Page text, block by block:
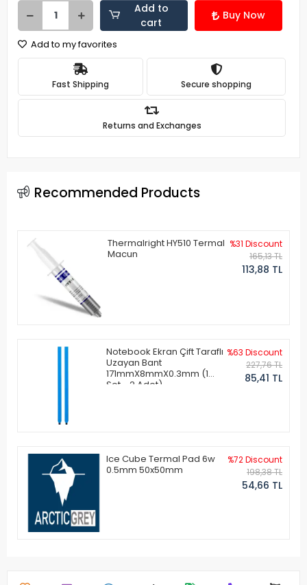
Add to
cart
Buy Now
Add to my favorites
Fast Shipping Secure shopping
Returns and Exchanges
Recommended Products
Thermalright HY510 Termal
Macun
%31 Discount
165,13 TL
113,88 TL
Notebook Ekran Çift Taraflı
Uzayan Bant
171mmX8mmX0.3mm (1
Set - 2 Adet)
%63 Discount
227,76 TL
85,41 TL
Ice Cube Termal Pad 6w
0.5mm 50x50mm
%72 Discount
198,38 TL
54,66 TL